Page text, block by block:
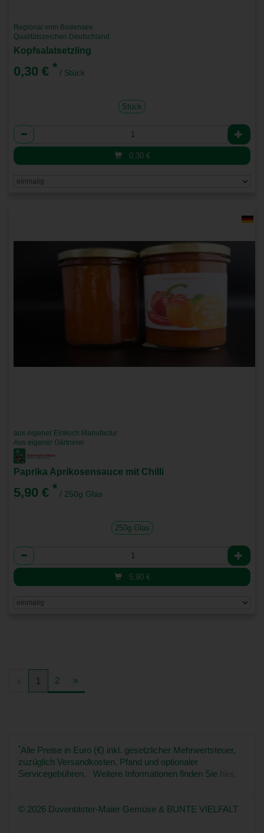
Regional vom Bodensee
Qualitätszeichen Deutschland
Kopfsalatsetzling
0,30 € * / Stück
Stück
Anzahl
0,30 €
aus eigener Einkoch Manufactur
Aus eigener Gärtnerei
Paprika Aprikosensauce mit Chilli
5,90 € * / 250g Glas
250g Glas
Anzahl
5,90 €
1 2 »
*Alle Preise in Euro (€) inkl. gesetzlicher Mehrwertsteuer,
zuzüglich Versandkosten, Pfand und optionaler
Servicegebühren. Weitere Informationen finden Sie hier.
© 2026 Duventäster-Maier Gemüse & BUNTE VIELFALT